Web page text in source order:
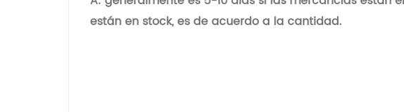
están en stock, es de acuerdo a la cantidad.